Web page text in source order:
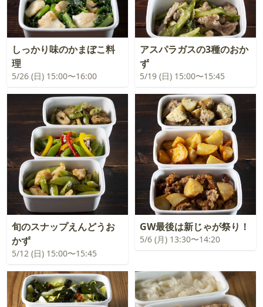
しっかり味のかまぼこ料
理
5/26 (日) 15:00〜16:00
アスパラガスの3種のおか
ず
5/19 (日) 15:00〜15:45
旬のスナップえんどうお
かず
5/12 (日) 15:00〜15:45
GW最後は新じゃが祭り！
5/6 (月) 13:30〜14:20